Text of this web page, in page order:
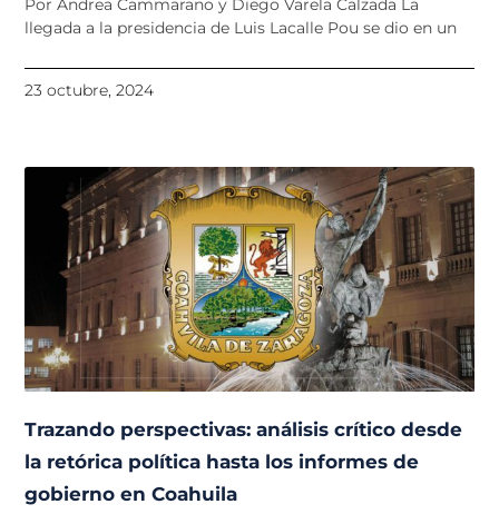
Por Andrea Cammarano y Diego Varela Calzada La
llegada a la presidencia de Luis Lacalle Pou se dio en un
23 octubre, 2024
Trazando perspectivas: análisis crítico desde
la retórica política hasta los informes de
gobierno en Coahuila